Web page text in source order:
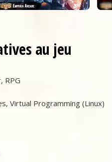
au jeu
RPG
Virtual Programming (Linux)